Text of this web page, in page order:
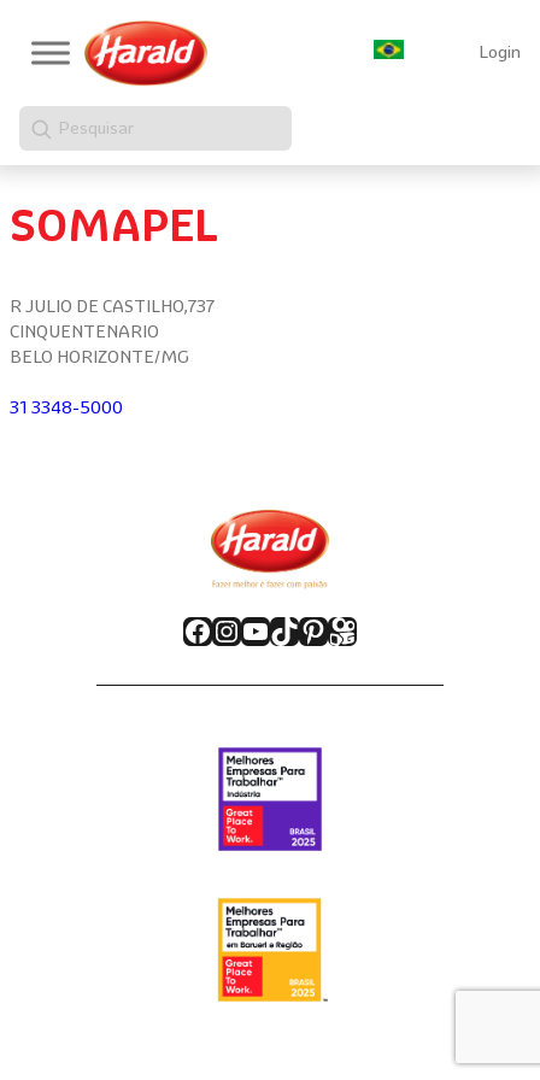
Login
Pesquisar
SOMAPEL
R JULIO DE CASTILHO,737
CINQUENTENARIO
BELO HORIZONTE/MG
31 3348-5000
Facebook
Instagram
Youtube
TikTok
Pinterest
Kwai